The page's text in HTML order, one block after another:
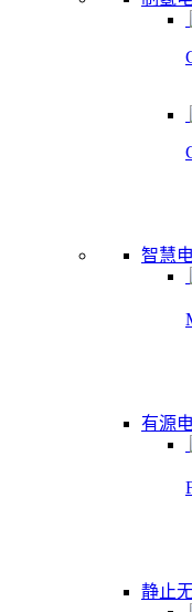
智慧
有源
静止